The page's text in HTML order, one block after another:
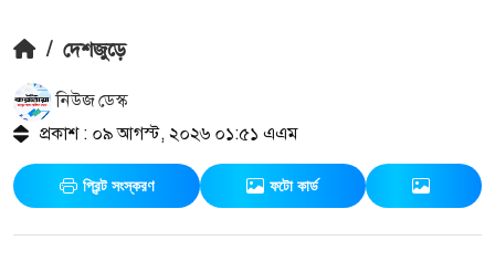
/ দেশজুড়ে
নিউজ ডেস্ক
প্রকাশ : ০৯ আগস্ট, ২০২৬ ০১:৫১ এএম
প্রিন্ট সংস্করণ ফটো কার্ড